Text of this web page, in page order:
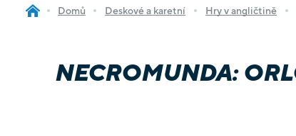
Domů Deskové a karetní Hry v angličtině
NECROMUNDA: